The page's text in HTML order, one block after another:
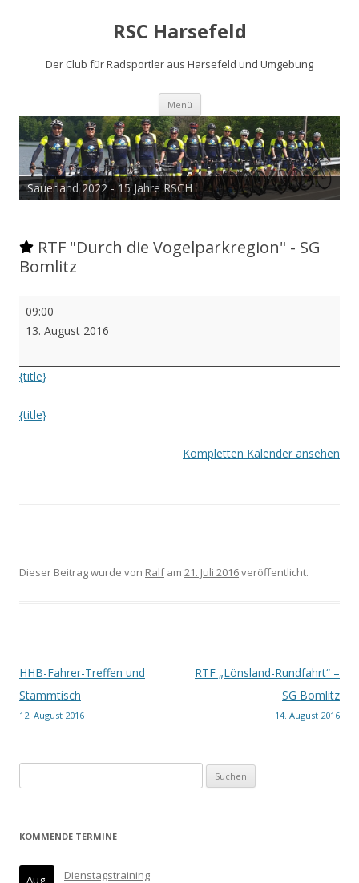
RSC Harsefeld
Der Club für Radsportler aus Harsefeld und Umgebung
Menü Zum
springen
Sauerland 2022 - 15 Jahre RSCH
RTF "Durch die Vogelparkregion" - SG
Bomlitz
RTF
"Durch
-
Bomlitz
09:00
13. August 2016
{title}
{title}
Kompletten Kalender ansehen
Dieser Beitrag wurde von Ralfam 21. Juli 2016veröffentlicht.
Beitrags-
Navigation
HHB-Fahrer-Treffen und
Stammtisch
12. August 2016
RTF „Lönsland-Rundfahrt“ –
SG Bomlitz
14. August 2016
nach:
KOMMENDE TERMINE
Aug.
Dienstagstraining